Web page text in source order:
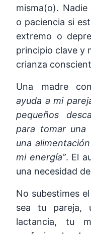
misma(o).
o paciencia si
extremo o
principio clave y
crianza
Una madre
ayuda a mi
pequeños
para tomar una
una
mi energía”. El
una necesidad
No subestimes
sea tu pareja,
lactancia, tu